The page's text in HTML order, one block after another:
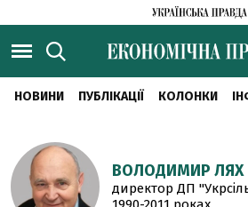
НОВИНИ ПУБЛІКАЦІЇ КОЛОНКИ
ВОЛОДИМИР ЛЯХ
директор ДП